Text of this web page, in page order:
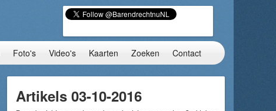
Foto's Video's Kaarten Zoeken Contact
Artikels 03-10-2016